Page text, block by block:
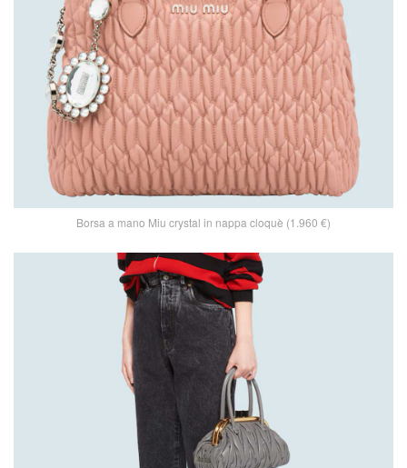
Borsa a mano Miu crystal in nappa cloquè (1.960 €)